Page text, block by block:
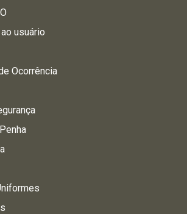
usuário
Ocorrência